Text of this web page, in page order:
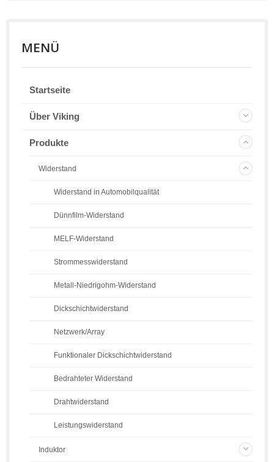
MENÜ
Startseite
Über Viking
Produkte
Widerstand
Widerstand in Automobilqualität
Dünnfilm-Widerstand
MELF-Widerstand
Strommesswiderstand
Metall-Niedrigohm-Widerstand
Dickschichtwiderstand
Netzwerk/Array
Funktionaler Dickschichtwiderstand
Bedrahteter Widerstand
Drahtwiderstand
Leistungswiderstand
Induktor